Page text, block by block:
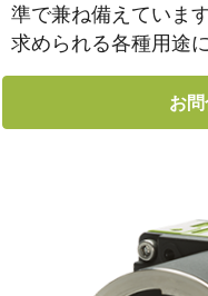
準で兼ね備えていま
求められる各種用途
お